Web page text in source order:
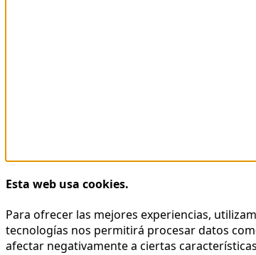
Esta web usa cookies.
Para ofrecer las mejores experiencias,
tecnologías nos permitirá procesar datos
afectar negativamente a ciertas